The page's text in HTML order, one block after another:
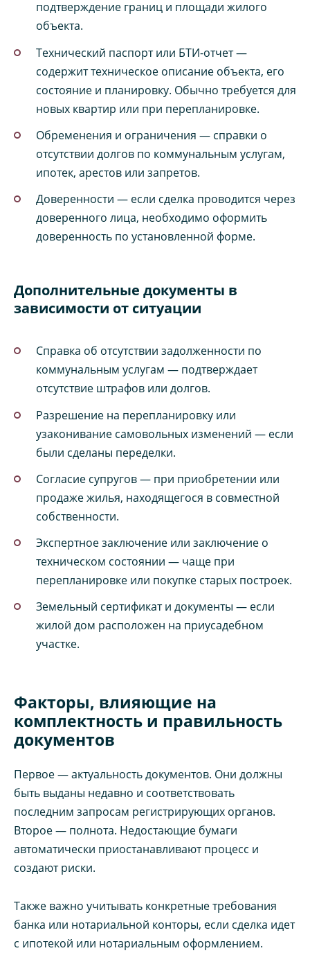
подтверждение границ и площади жилого
объекта.
Технический паспорт или БТИ-отчет —
содержит техническое описание объекта, его
состояние и планировку. Обычно требуется для
новых квартир или при перепланировке.
Обременения и ограничения — справки о
отсутствии долгов по коммунальным услугам,
ипотек, арестов или запретов.
Доверенности — если сделка проводится через
доверенного лица, необходимо оформить
доверенность по установленной форме.
Дополнительные документы в
зависимости от ситуации
Справка об отсутствии задолженности по
коммунальным услугам — подтверждает
отсутствие штрафов или долгов.
Разрешение на перепланировку или
узаконивание самовольных изменений — если
были сделаны переделки.
Согласие супругов — при приобретении или
продаже жилья, находящегося в совместной
собственности.
Экспертное заключение или заключение о
техническом состоянии — чаще при
перепланировке или покупке старых построек.
Земельный сертификат и документы — если
жилой дом расположен на приусадебном
участке.
Факторы, влияющие на
комплектность и правильность
документов
Первое — актуальность документов. Они должны
быть выданы недавно и соответствовать
последним запросам регистрирующих органов.
Второе — полнота. Недостающие бумаги
автоматически приостанавливают процесс и
создают риски.
Также важно учитывать конкретные требования
банка или нотариальной конторы, если сделка идет
с ипотекой или нотариальным оформлением.